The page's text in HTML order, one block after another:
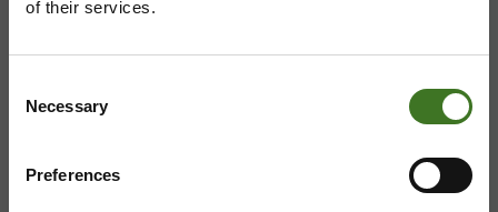
of their services.
Selection
Necessary
Preferences
Saavutettavuusseloste